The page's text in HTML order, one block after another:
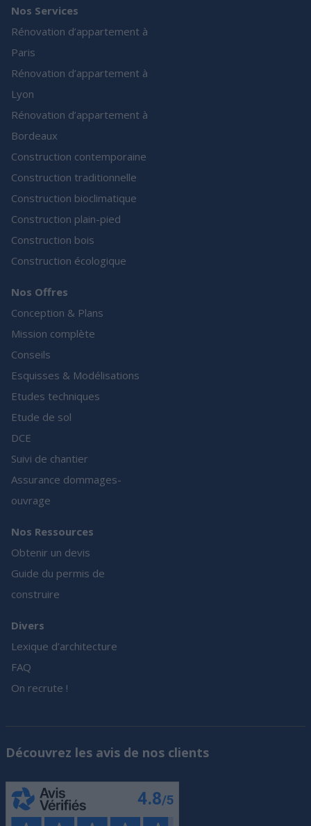
Nos Services
Rénovation d’appartement à
Paris
Rénovation d’appartement à
Lyon
Rénovation d’appartement à
Bordeaux
Construction contemporaine
Construction traditionnelle
Construction bioclimatique
Construction plain-pied
Construction bois
Construction écologique
Nos Offres
Conception & Plans
Mission complète
Conseils
Esquisses & Modélisations
Etudes techniques
Etude de sol
DCE
Suivi de chantier
Assurance dommages-
ouvrage
Nos Ressources
Obtenir un devis
Guide du permis de
construire
Divers
Lexique d’architecture
FAQ
On recrute !
Découvrez les avis de nos clients